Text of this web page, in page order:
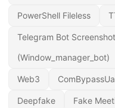
PowerShell Fileless
Telegram Bot
(Window_manager_bot)
Web3
Deepfake Fake